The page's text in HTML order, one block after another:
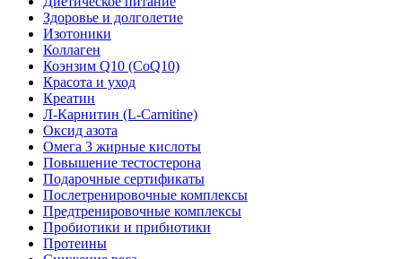
Здоровье и долголетие
Изотоники
Коллаген
Коэнзим Q10 (CoQ10)
Красота и уход
Креатин
Л-Карнитин (L-Сarnitine)
Оксид азота
Омега 3 жирные кислоты
Повышение тестостерона
Подарочные сертификаты
Послетренировочные комплексы
Предтренировочные комплексы
Пробиотики и прибиотики
Протеины